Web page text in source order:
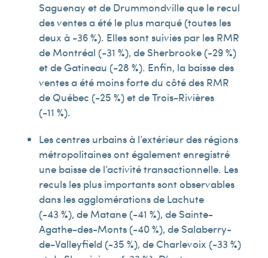
Saguenay et de Drummondville que le recul
des ventes a été le plus marqué (toutes les
deux à -36 %). Elles sont suivies par les RMR
de Montréal (-31 %), de Sherbrooke (-29 %)
et de Gatineau (-28 %). Enfin, la baisse des
ventes a été moins forte du côté des RMR
de Québec (-25 %) et de Trois-Rivières
(-11 %).
Les centres urbains à l’extérieur des régions
métropolitaines ont également enregistré
une baisse de l’activité transactionnelle. Les
reculs les plus importants sont observables
dans les agglomérations de Lachute
(-43 %), de Matane (-41 %), de Sainte-
Agathe-des-Monts (-40 %), de Salaberry-
de-Valleyfield (-35 %), de Charlevoix (-33 %)